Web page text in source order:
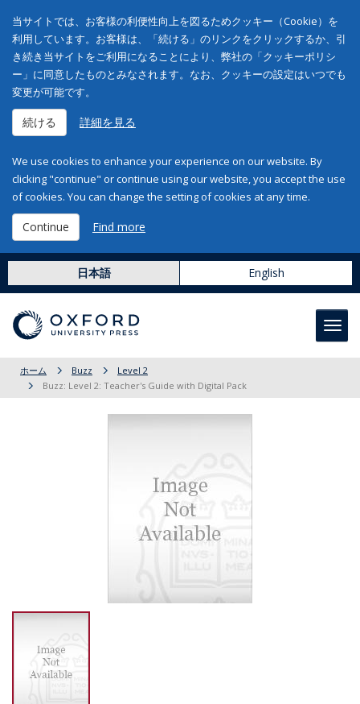
当サイトでは、お客様の利便性向上を図るためクッキー（Cookie）を
利用しています。お客様は、「続ける」のリンクをクリックするか、引
き続き当サイトをご利用になることにより、弊社の「クッキーポリシ
ー」に同意したものとみなされます。なお、クッキーの設定はいつでも
変更が可能です。
続ける 詳細を見る
We use cookies to enhance your experience on our website. By
clicking "continue" or continue using our website, you accept the use
of cookies. You can change the setting of cookies at any time.
Continue Find more
日本語 English
ホーム Buzz
Level 2
Buzz: Level 2: Teacher's Guide with Digital Pack